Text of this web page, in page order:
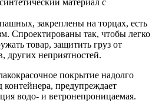
закреплены на торцах, есть
Спроектированы так, чтобы легко
товар, защитить груз от
других неприятностей.
покрытие надолго
предупреждает
водо- и ветронепроницаемая.